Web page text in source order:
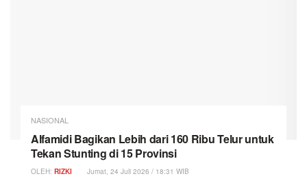
NASIONAL
Alfamidi Bagikan Lebih dari 160 Ribu Telur untuk
Tekan Stunting di 15 Provinsi
OLEH: RIZKI Jumat, 24 Juli 2026 / 18:31 WIB